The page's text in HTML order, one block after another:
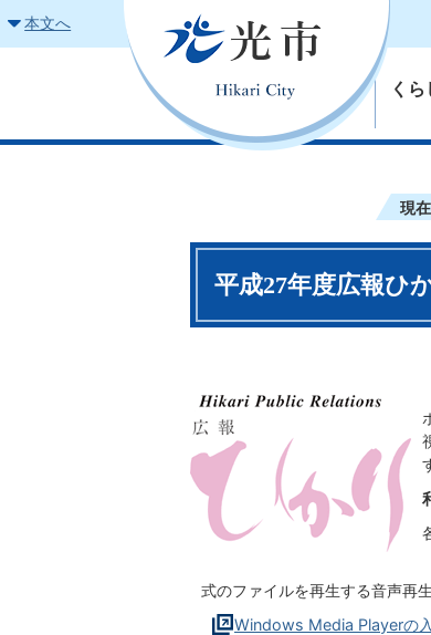
本文へ
く
現
平成27年度広報ひ
式のファイルを再生する音声再
Windows Media Playerの